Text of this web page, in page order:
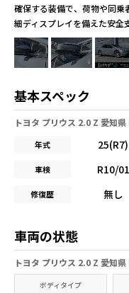
確保する装備で、荷物や同
細ディスプレイを備えた安全
基本スペック
トヨタ プリウス 2.0 Z 愛知
年式 25(R7)
車検 R10/01
修復歴 無し
車両の状態
トヨタ プリウス 2.0 Z 愛知
ボディタイプ